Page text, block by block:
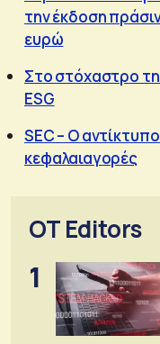
την έκδοση
ευρώ
Στο στόχαστρο
ESG
SEC – Ο
κεφαλαιαγορές
OT Editors
1